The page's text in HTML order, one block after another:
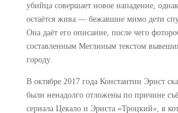
убийца совершает новое нападение,
остаётся жива — бежавшие мимо дети
Она даёт его описание, после чего
составленным Меглиным текстом
городу.
В октябре 2017 года Константин Эрнст
были ненадолго отложены по причине
сериала Цекало и Эрнста «Троцкий», в